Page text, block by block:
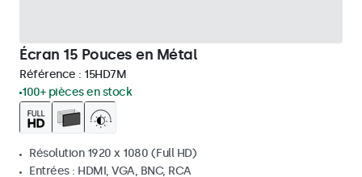
Écran 15 Pouces en Métal
Référence : 15HD7M
100+ pièces en stock
Résolution 1920 x 1080 (Full HD)
Entrées : HDMI, VGA, BNC, RCA